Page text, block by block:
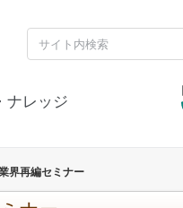
ナレッジ
界再編セミナー